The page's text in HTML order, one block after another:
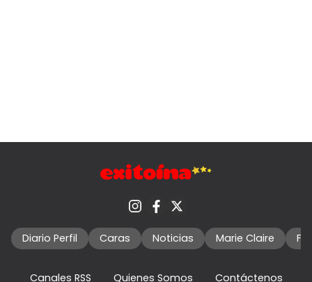
Diario Perfil Caras Noticias Marie Claire
Canales RSS Quienes Somos Contáctenos